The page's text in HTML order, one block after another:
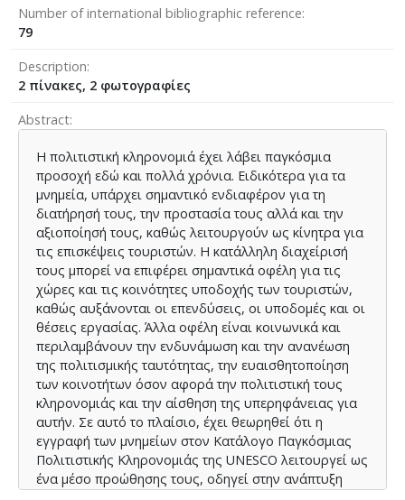
Number of international bibliographic reference
79
Description
2 πίνακες, 2 φωτογραφίες
Abstract
Η πολιτιστική κληρονομιά έχει λάβει παγκόσμια
προσοχή εδώ και πολλά χρόνια. Ειδικότερα για τα
μνημεία, υπάρχει σημαντικό ενδιαφέρον για τη
διατήρησή τους, την προστασία τους αλλά και την
αξιοποίησή τους, καθώς λειτουργούν ως κίνητρα για
τις επισκέψεις τουριστών. Η κατάλληλη διαχείρισή
τους μπορεί να επιφέρει σημαντικά οφέλη για τις
χώρες και τις κοινότητες υποδοχής των τουριστών,
καθώς αυξάνονται οι επενδύσεις, οι υποδομές και οι
θέσεις εργασίας. Άλλα οφέλη είναι κοινωνικά και
περιλαμβάνουν την ενδυνάμωση και την ανανέωση
της πολιτισμικής ταυτότητας, την ευαισθητοποίηση
των κοινοτήτων όσον αφορά την πολιτιστική τους
κληρονομιάς και την αίσθηση της υπερηφάνειας για
αυτήν. Σε αυτό το πλαίσιο, έχει θεωρηθεί ότι η
εγγραφή των μνημείων στον Κατάλογο Παγκόσμιας
Πολιτιστικής Κληρονομιάς της UNESCO λειτουργεί ως
ένα μέσο προώθησης τους, οδηγεί στην ανάπτυξη